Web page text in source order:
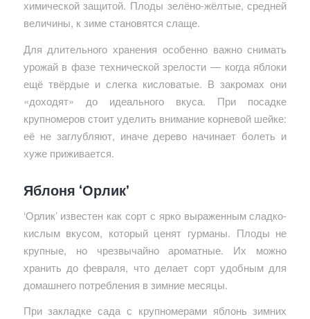
химической защитой. Плоды зелёно-жёлтые, средней
величины, к зиме становятся слаще.
Для длительного хранения особенно важно снимать
урожай в фазе технической зрелости — когда яблоки
ещё твёрдые и слегка кисловатые. В закромах они
«доходят» до идеального вкуса. При посадке
крупномеров стоит уделить внимание корневой шейке:
её не заглубляют, иначе дерево начинает болеть и
хуже приживается.
Яблоня ‘Орлик’
‘Орлик’ известен как сорт с ярко выраженным сладко-
кислым вкусом, который ценят гурманы. Плоды не
крупные, но чрезвычайно ароматные. Их можно
хранить до февраля, что делает сорт удобным для
домашнего потребления в зимние месяцы.
При закладке сада с крупномерами яблонь зимних